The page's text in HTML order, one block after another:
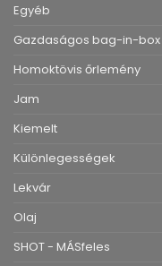
Egyéb
Gazdaságos bag-in-box
Homoktövis őrlemény
Jam
Kiemelt
Különlegességek
Lekvár
Olaj
SHOT - MÁSfeles